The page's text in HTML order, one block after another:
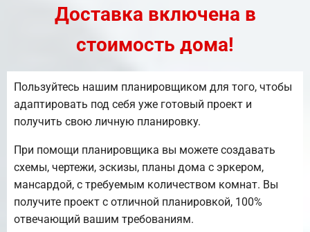
Доставка включена в
стоимость дома!
Пользуйтесь нашим планировщиком для того, чтобы
адаптировать под себя уже готовый проект и
получить свою личную планировку.
При помощи планировщика вы можете создавать
схемы, чертежи, эскизы, планы дома с эркером,
мансардой, с требуемым количеством комнат. Вы
получите проект с отличной планировкой, 100%
отвечающий вашим требованиям.